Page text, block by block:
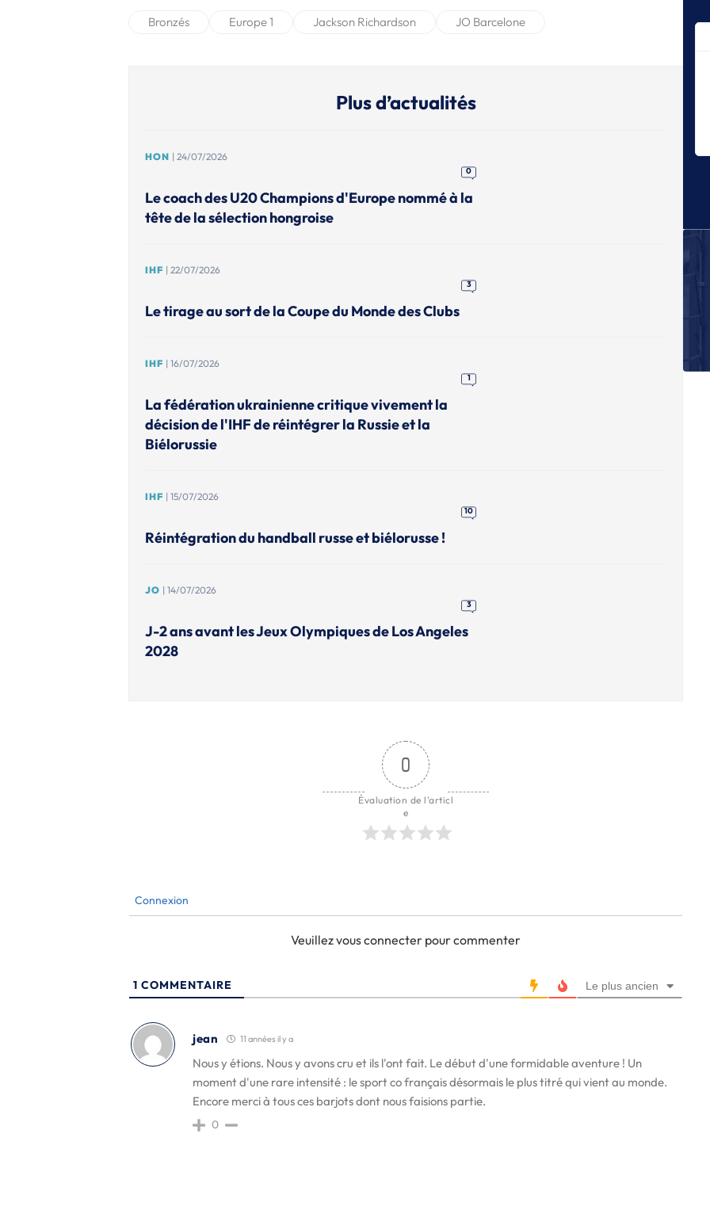
Bronzés Europe 1 Jackson Richardson JO Barcelone
Plus d’actualités
HON | 24/07/2026
0
Le coach des U20 Champions d'Europe nommé à la
tête de la sélection hongroise
IHF | 22/07/2026
3
Le tirage au sort de la Coupe du Monde des Clubs
IHF | 16/07/2026
1
La fédération ukrainienne critique vivement la
décision de l'IHF de réintégrer la Russie et la
Biélorussie
IHF | 15/07/2026
10
Réintégration du handball russe et biélorusse !
JO | 14/07/2026
3
J-2 ans avant les Jeux Olympiques de Los Angeles
2028
0
Évaluation de l'articl
e
Connexion
Veuillez vous connecter pour commenter
1 COMMENTAIRE Le plus ancien
jean 11 années il y a
Nous y étions. Nous y avons cru et ils l'ont fait. Le début d'une formidable aventure ! Un
moment d'une rare intensité : le sport co français désormais le plus titré qui vient au monde.
Encore merci à tous ces barjots dont nous faisions partie.
0